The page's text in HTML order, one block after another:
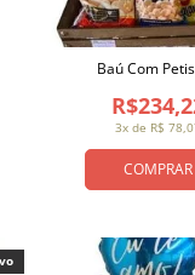
COMPRAR
3x de R$
Baú Com